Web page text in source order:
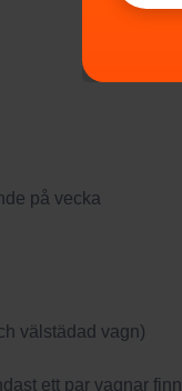
på vecka
välstädad vagn)
ett par vagnar